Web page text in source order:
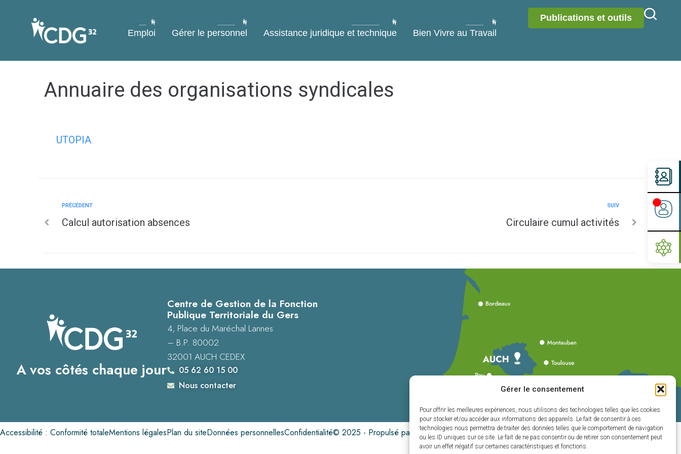
Gérer le consentement
Pour offrir les meilleures expériences, nous utilisons des technologies telles que les cookies
pour stocker et/ou accéder aux informations des appareils. Le fait de consentir à ces
technologies nous permettra de traiter des données telles que le comportement de navigation
ou les ID uniques sur ce site. Le fait de ne pas consentir ou de retirer son consentement peut
avoir un effet négatif sur certaines caractéristiques et fonctions.
Emploi Gérer le personnel Assistance juridique et technique Bien Vivre au Travail
Publications et outils
Annuaire des organisations syndicales
UTOPIA
PRÉCÉDENT
Calcul autorisation absences
SUIV
Circulaire cumul activités
A vos côtés chaque jour
Centre de Gestion de la Fonction
Publique Territoriale du Gers
4, Place du Maréchal Lannes
– B.P. 80002
32001 AUCH CEDEX
05 62 60 15 00
Nous contacter
Accessibilité : Conformité totaleMentions légalesPlan du siteDonnées personnellesConfidentialité© 2025 - Propulsé par Utopia